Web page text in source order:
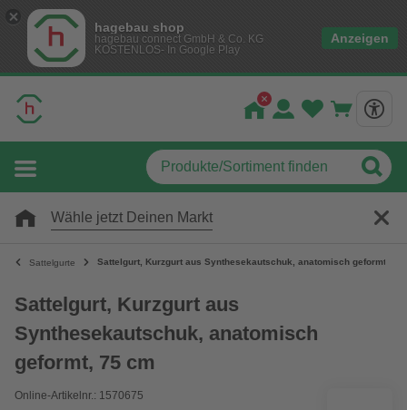
hagebau shop
hagebau connect GmbH & Co. KG
KOSTENLOS- In Google Play
Anzeigen
Wähle jetzt Deinen Markt
Sattelgurte Sattelgurt, Kurzgurt aus Synthesekautschuk, anatomisch geformt, 75
Sattelgurt, Kurzgurt aus
Synthesekautschuk, anatomisch
geformt, 75 cm
Online-Artikelnr.: 1570675